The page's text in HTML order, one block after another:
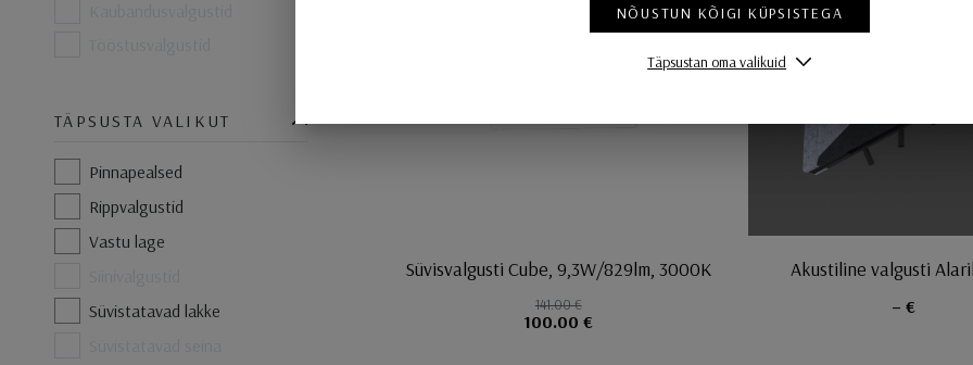
TÄPSUSTA VALIKUT
Pinnapealsed
Rippvalgustid
Vastu lage
Süvistatavad lakke
Süvisvalgusti Cube, 9,3W/829lm, 3000K
141.00 €
100.00 €
Akustiline valgusti
– €
NÕUSTUN KÕIGI KÜPSISTEGA
Täpsustan oma valikuid